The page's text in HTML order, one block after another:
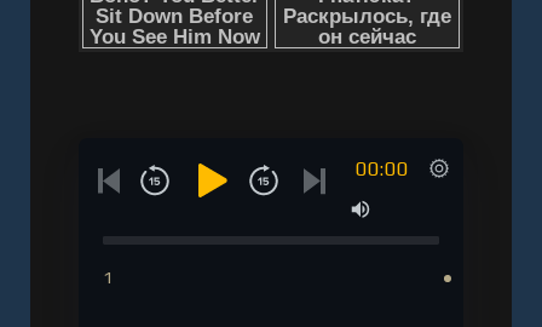
00:00
1